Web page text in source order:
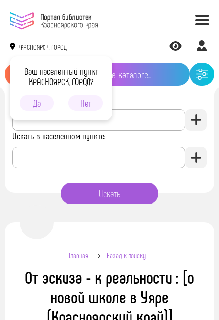
КРАСНОЯРСК, ГОРОД
Ваш населенный пункт
КРАСНОЯРСК, ГОРОД?
Да
Нет
Искать в библиотеке:
Искать в населенном пункте:
Главная Назад к поиску
От эскиза - к реальности : [о
новой школе в Уяре